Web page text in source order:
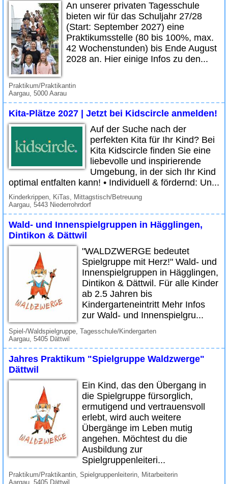
An unserer privaten Tagesschule
bieten wir für das Schuljahr 27/28
(Start: September 2027) eine
Praktikumsstelle (80 bis 100%, max.
42 Wochenstunden) bis Ende August
2028 an. Hier einige Infos zu den...
Praktikum/Praktikantin
Aargau, 5000 Aarau
Kita-Plätze 2027 | Jetzt bei Kidscircle anmelden!
Auf der Suche nach der
perfekten Kita für Ihr Kind? Bei
Kita Kidscircle finden Sie eine
liebevolle und inspirierende
Umgebung, in der sich Ihr Kind
optimal entfalten kann! • Individuell & fördernd: Un...
Kinderkrippen, KiTas, Mittagstisch/Betreuung
Aargau, 5443 Niederrohrdorf
Wald- und Innenspielgruppen in Hägglingen,
Dintikon & Dättwil
"WALDZWERGE bedeutet
Spielgruppe mit Herz!" Wald- und
Innenspielgruppen in Hägglingen,
Dintikon & Dättwil. Für alle Kinder
ab 2.5 Jahren bis
Kindergarteneintritt Mehr Infos
zur Wald- und Innenspielgru...
Spiel-/Waldspielgruppe, Tagesschule/Kindergarten
Aargau, 5405 Dättwil
Jahres Praktikum "Spielgruppe Waldzwerge"
Dättwil
Ein Kind, das den Übergang in
die Spielgruppe fürsorglich,
ermutigend und vertrauensvoll
erlebt, wird auch weitere
Übergänge im Leben mutig
angehen. Möchtest du die
Ausbildung zur
Spielgruppenleiteri...
Praktikum/Praktikantin, Spielgruppenleiterin, Mitarbeiterin
Aargau, 5405 Dättwil